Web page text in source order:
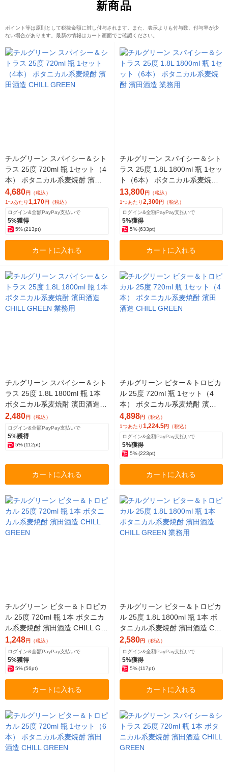
新商品
ポイント等は原則として税抜金額に対し付与されます。また、表示よりも付与数、付与率が少
ない場合があります。最新の情報はカート画面でご確認ください。
チルグリーン スパイシー＆シト
ラス 25度 720ml 瓶 1セット（4
本） ボタニカル系麦焼酎 濱田
酒造 CHILL GREEN
4,680円 （税込）
1つあたり1,170円 （税込）
ログイン&全額PayPay支払いで
5%獲得
5%(213pt)
カートに入れる
チルグリーン スパイシー＆シト
ラス 25度 1.8L 1800ml 瓶 1セッ
ト（6本） ボタニカル系麦焼酎
濱田酒造 業務用
13,800円 （税込）
1つあたり2,300円 （税込）
ログイン&全額PayPay支払いで
5%獲得
5% (633pt)
カートに入れる
チルグリーン スパイシー＆シト
ラス 25度 1.8L 1800ml 瓶 1本
ボタニカル系麦焼酎 濱田酒造 C
HILL GREEN 業務用
2,480円 （税込）
ログイン&全額PayPay支払いで
5%獲得
5%(112pt)
カートに入れる
チルグリーン ビター＆トロピカ
ル 25度 720ml 瓶 1セット（4
本） ボタニカル系麦焼酎 濱田
酒造 CHILL GREEN
4,898円 （税込）
1つあたり1,224.5円 （税込）
ログイン&全額PayPay支払いで
5%獲得
5% (223pt)
カートに入れる
チルグリーン ビター＆トロピカ
ル 25度 720ml 瓶 1本 ボタニカ
ル系麦焼酎 濱田酒造 CHILL GR
EEN
1,248円 （税込）
ログイン&全額PayPay支払いで
5%獲得
5%(56pt)
カートに入れる
チルグリーン ビター＆トロピカ
ル 25度 1.8L 1800ml 瓶 1本 ボ
タニカル系麦焼酎 濱田酒造 CHI
LL GREEN 業務用
2,580円 （税込）
ログイン&全額PayPay支払いで
5%獲得
5% (117pt)
カートに入れる